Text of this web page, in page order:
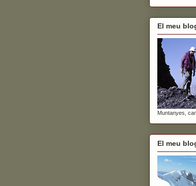
El meu
Muntanyes,
El meu